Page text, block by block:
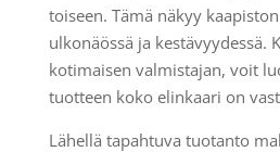
toiseen. Tämä näkyy
ulkonäössä ja kestävyydessä.
kotimaisen valmistajan, voit
tuotteen koko elinkaari on
Lähellä tapahtuva tuotanto